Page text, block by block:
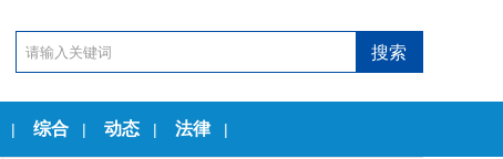
| 综合 | 动态 | 法律 |